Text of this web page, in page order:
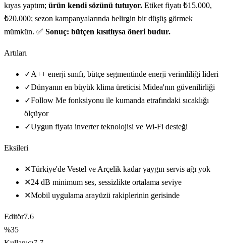
kıyas yaptım; ürün kendi sözünü tutuyor. Etiket fiyatı ₺15.000,
₺20.000; sezon kampanyalarında belirgin bir düşüş görmek
mümkün. ✅ Sonuç: bütçen kısıtlıysa öneri budur.
Artıları
✓A++ enerji sınıfı, bütçe segmentinde enerji verimliliği lideri
✓Dünyanın en büyük klima üreticisi Midea'nın güvenilirliği
✓Follow Me fonksiyonu ile kumanda etrafındaki sıcaklığı
ölçüyor
✓Uygun fiyata inverter teknolojisi ve Wi-Fi desteği
Eksileri
✕Türkiye'de Vestel ve Arçelik kadar yaygın servis ağı yok
✕24 dB minimum ses, sessizlikte ortalama seviye
✕Mobil uygulama arayüzü rakiplerinin gerisinde
Editör7.6
%35